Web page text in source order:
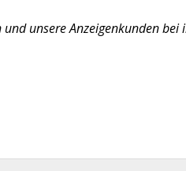
unsere Anzeigenkunden